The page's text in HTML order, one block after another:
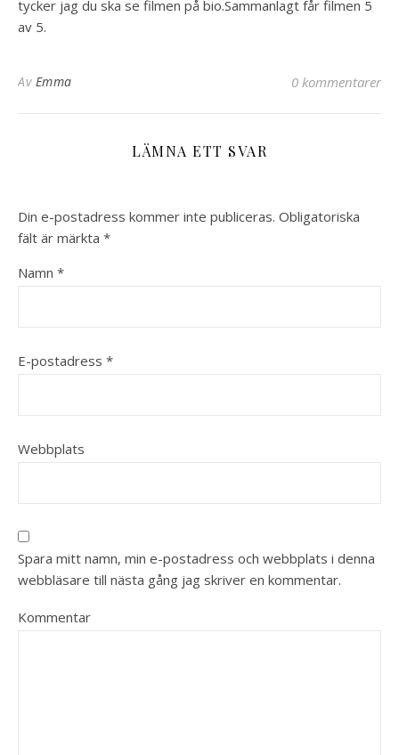
tycker jag du ska se filmen på bio.Sammanlagt får filmen 5
av 5.
Av Emma 0 kommentarer
LÄMNA ETT SVAR
Din e-postadress kommer inte publiceras. Obligatoriska
fält är märkta *
Namn *
E-postadress *
Webbplats
Spara mitt namn, min e-postadress och webbplats i denna
webbläsare till nästa gång jag skriver en kommentar.
Kommentar